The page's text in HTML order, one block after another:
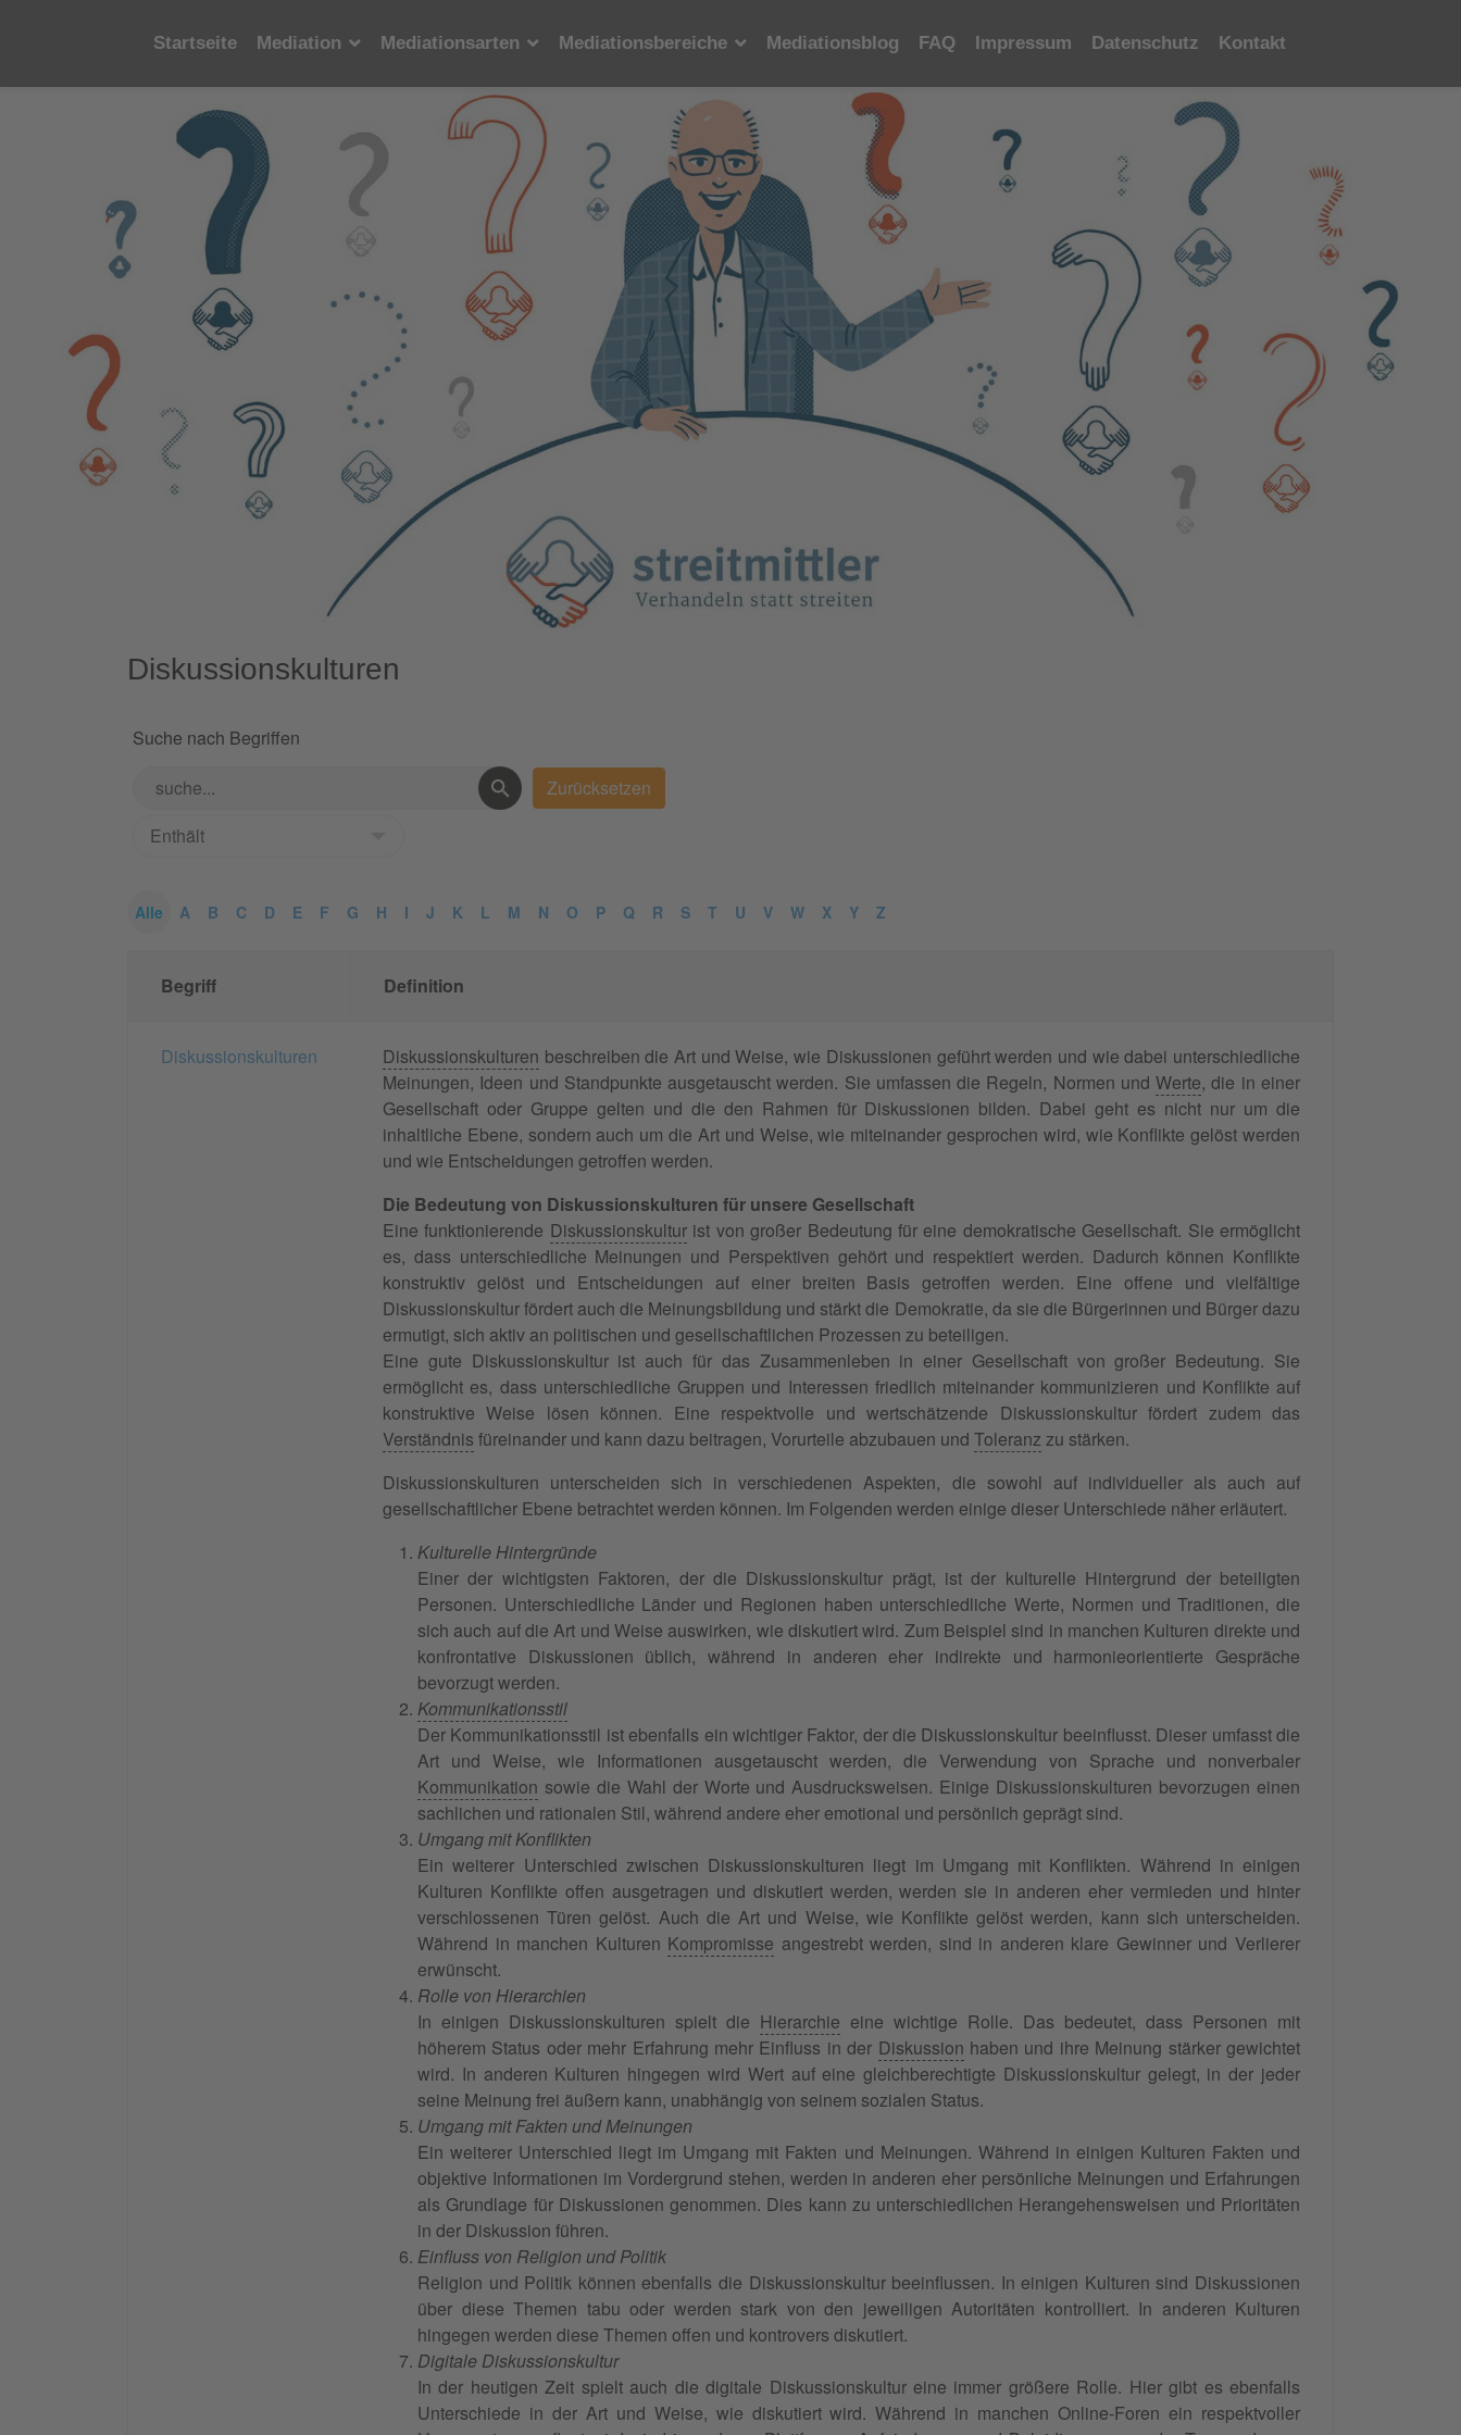
Startseite Mediation Mediationsarten Mediationsbereiche Mediationsblog FAQ Impressum Datenschutz Kontakt
Diskussionskulturen
Suche nach Begriffen
Alle A B C D E F G H I J K L M N O P Q R S T U V W X Y Z
Begriff Definition
Diskussionskulturen Diskussionskulturen beschreiben die Art und Weise, wie Diskussionen geführt werden und wie dabei unterschiedliche
Meinungen, Ideen und Standpunkte ausgetauscht werden. Sie umfassen die Regeln, Normen undWerte, die in einer
Gesellschaft oder Gruppe gelten und die den Rahmen für Diskussionen bilden. Dabei geht es nicht nur um die
inhaltliche Ebene, sondern auch um die Art und Weise, wie miteinander gesprochen wird, wie Konflikte gelöst werden
und wie Entscheidungen getroffen werden.
Die Bedeutung von Diskussionskulturen für unsere Gesellschaft
Eine funktionierende Diskussionskulturist von großer Bedeutung für eine demokratische Gesellschaft. Sie ermöglicht
es, dass unterschiedliche Meinungen und Perspektiven gehört und respektiert werden. Dadurch können Konflikte
konstruktiv gelöst und Entscheidungen auf einer breiten Basis getroffen werden. Eine offene und vielfältige
Diskussionskultur fördert auch die Meinungsbildung und stärkt die Demokratie, da sie die Bürgerinnen und Bürger dazu
ermutigt, sich aktiv an politischen und gesellschaftlichen Prozessen zu beteiligen.
Eine gute Diskussionskultur ist auch für das Zusammenleben in einer Gesellschaft von großer Bedeutung. Sie
ermöglicht es, dass unterschiedliche Gruppen und Interessen friedlich miteinander kommunizieren und Konflikte auf
konstruktive Weise lösen können. Eine respektvolle und wertschätzende Diskussionskultur fördert zudem das
Verständnis füreinander und kann dazu beitragen, Vorurteile abzubauen und Toleranz zu stärken.
Diskussionskulturen unterscheiden sich in verschiedenen Aspekten, die sowohl auf individueller als auch auf
gesellschaftlicher Ebene betrachtet werden können. Im Folgenden werden einige dieser Unterschiede näher erläutert.
Kulturelle Hintergründe
Einer der wichtigsten Faktoren, der die Diskussionskultur prägt, ist der kulturelle Hintergrund der beteiligten
Personen. Unterschiedliche Länder und Regionen haben unterschiedliche Werte, Normen und Traditionen, die
sich auch auf die Art und Weise auswirken, wie diskutiert wird. Zum Beispiel sind in manchen Kulturen direkte und
konfrontative Diskussionen üblich, während in anderen eher indirekte und harmonieorientierte Gespräche
bevorzugt werden.
Kommunikationsstil
Der Kommunikationsstil ist ebenfalls ein wichtiger Faktor, der die Diskussionskultur beeinflusst. Dieser umfasst die
Art und Weise, wie Informationen ausgetauscht werden, die Verwendung von Sprache und nonverbaler
Kommunikation sowie die Wahl der Worte und Ausdrucksweisen. Einige Diskussionskulturen bevorzugen einen
sachlichen und rationalen Stil, während andere eher emotional und persönlich geprägt sind.
Umgang mit Konflikten
Ein weiterer Unterschied zwischen Diskussionskulturen liegt im Umgang mit Konflikten. Während in einigen
Kulturen Konflikte offen ausgetragen und diskutiert werden, werden sie in anderen eher vermieden und hinter
verschlossenen Türen gelöst. Auch die Art und Weise, wie Konflikte gelöst werden, kann sich unterscheiden.
Während in manchen Kulturen Kompromisse angestrebt werden, sind in anderen klare Gewinner und Verlierer
erwünscht.
Rolle von Hierarchien
In einigen Diskussionskulturen spielt die Hierarchie eine wichtige Rolle. Das bedeutet, dass Personen mit
höherem Status oder mehr Erfahrung mehr Einfluss in der Diskussion haben und ihre Meinung stärker gewichtet
wird. In anderen Kulturen hingegen wird Wert auf eine gleichberechtigte Diskussionskultur gelegt, in der jeder
seine Meinung frei äußern kann, unabhängig von seinem sozialen Status.
Umgang mit Fakten und Meinungen
Ein weiterer Unterschied liegt im Umgang mit Fakten und Meinungen. Während in einigen Kulturen Fakten und
objektive Informationen im Vordergrund stehen, werden in anderen eher persönliche Meinungen und Erfahrungen
als Grundlage für Diskussionen genommen. Dies kann zu unterschiedlichen Herangehensweisen und Prioritäten
in der Diskussion führen.
Einfluss von Religion und Politik
Religion und Politik können ebenfalls die Diskussionskultur beeinflussen. In einigen Kulturen sind Diskussionen
über diese Themen tabu oder werden stark von den jeweiligen Autoritäten kontrolliert. In anderen Kulturen
hingegen werden diese Themen offen und kontrovers diskutiert.
Digitale Diskussionskultur
In der heutigen Zeit spielt auch die digitale Diskussionskultur eine immer größere Rolle. Hier gibt es ebenfalls
Unterschiede in der Art und Weise, wie diskutiert wird. Während in manchen Online-Foren ein respektvoller